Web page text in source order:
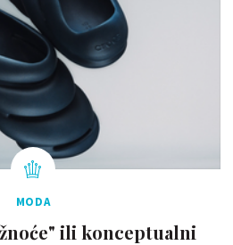
MODA
ili konceptualni